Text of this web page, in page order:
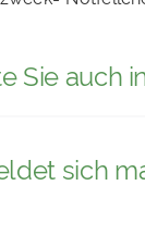
Sie auch
sich